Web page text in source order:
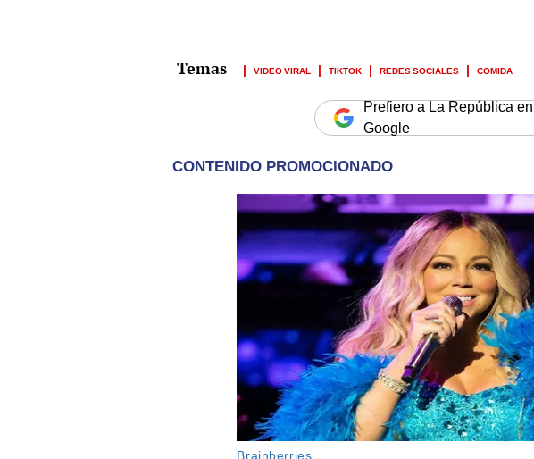
VIDEO VIRAL TIKTOK REDES SOCIALES COMIDA
Prefiero a La República en
Google